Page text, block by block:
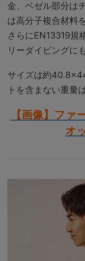
金、ベゼル部分は
は高分子複合材料
さらにEN13319規
リーダイビングに
サイズは約
トを含まない重量
【画像】ファ
オ